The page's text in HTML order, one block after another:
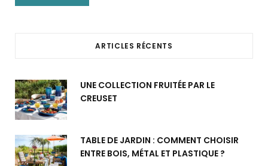
ARTICLES RÉCENTS
UNE COLLECTION FRUITÉE PAR LE
CREUSET
TABLE DE JARDIN : COMMENT CHOISIR
ENTRE BOIS, MÉTAL ET PLASTIQUE ?